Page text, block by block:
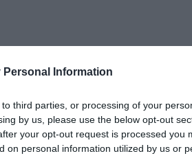
Personal Information
third parties, or processing of your
by us, please use the below opt-out
your opt-out request is processed you
on personal information utilized by us or